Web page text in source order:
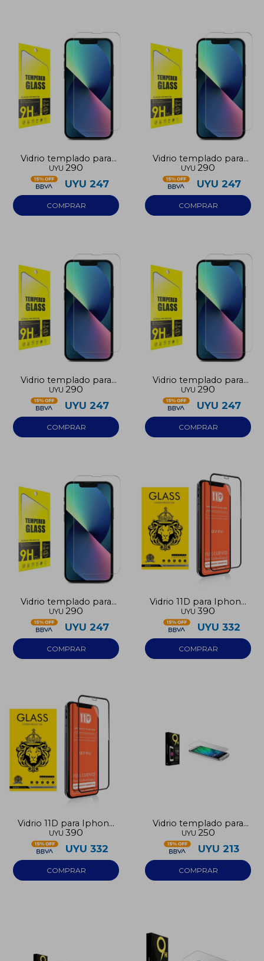
Vidrio templado para
Iphone 17
UYU 290
UYU 247
Vidrio templado para
Iphone 16E
UYU 290
UYU 247
Vidrio templado para
Iphone 17 Pro
UYU 290
UYU 247
Vidrio templado para
Iphone 17 Pro Max
UYU 290
UYU 247
Vidrio templado para
Iphone 17 Air
UYU 290
UYU 247
Vidrio 11D para Iphone
16E
UYU 390
UYU 332
Vidrio 11D para Iphone
17 Air
UYU 390
UYU 332
Vidrio templado para
Iphone 11
UYU 250
UYU 213